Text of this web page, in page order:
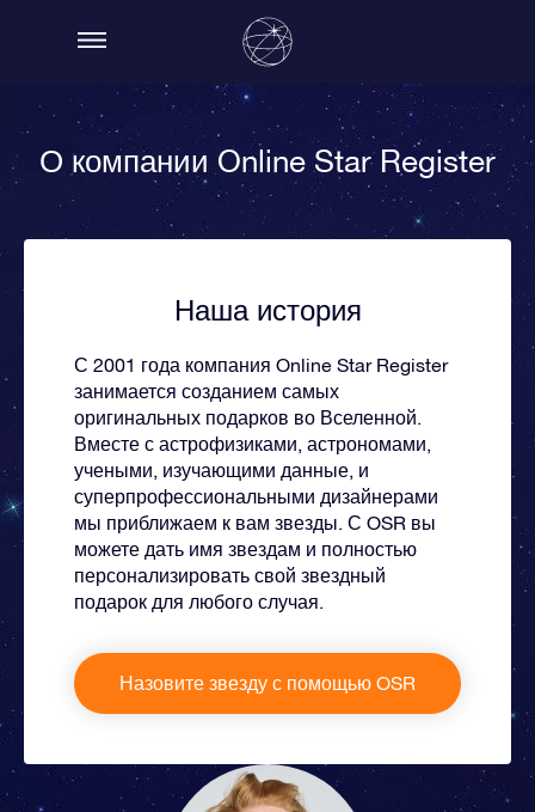
О компании Online Star Register
Наша история
С 2001 года компания Online Star Register
занимается созданием самых
оригинальных подарков во Вселенной.
Вместе с астрофизиками, астрономами,
учеными, изучающими данные, и
суперпрофессиональными дизайнерами
мы приближаем к вам звезды. С OSR вы
можете дать имя звездам и полностью
персонализировать свой звездный
подарок для любого случая.
Назовите звезду с помощью OSR